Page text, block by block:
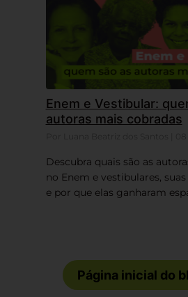
Enem e Vestibular:
autoras mais cobradas
Descubra quais são as
no Enem e vestibulares,
e por que elas ganharam
Página inicial do